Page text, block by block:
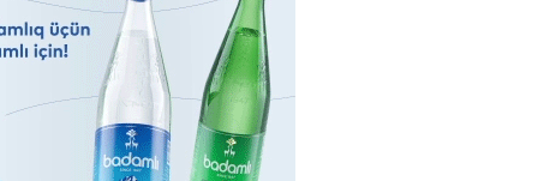
İlyasova fəhləyə borclu qalıb?
- 16:45 295